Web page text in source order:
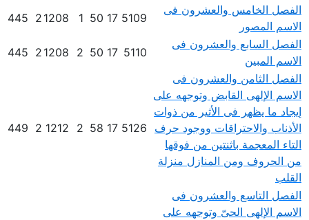
الفصل الخامس والعشرون فى
الاسم المصور
5109
17
50
1
1208
2
445
الفصل السابع والعشرون فى
الاسم المبين
5110
17
50
2
1208
2
445
الفصل الثامن والعشرون فى
الاسم الإلهى القابض وتوجهه على
إيجاد ما يظهر فى الأثير من ذوات
الأذناب والاحتراقات ووجود حرف
التاء المعجمة باثنتين من فوقها
من الحروف ومن المنازل منزلة
القلب
5126
17
58
2
1212
2
449
الفصل التاسع والعشرون فى
الاسم الإلهى الحىّ وتوجهه على